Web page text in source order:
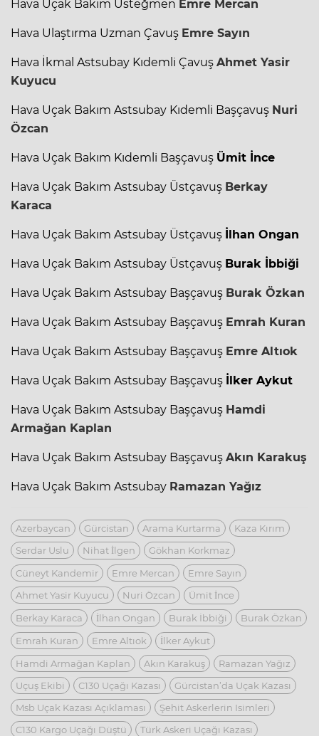
Hava Uçak Bakım Üsteğmen Emre Mercan
Hava Ulaştırma Uzman Çavuş Emre Sayın
Hava İkmal Astsubay Kıdemli Çavuş Ahmet Yasir
Kuyucu
Hava Uçak Bakım Astsubay Kıdemli Başçavuş Nuri
Özcan
Hava Uçak Bakım Kıdemli Başçavuş Ümit İnce
Hava Uçak Bakım Astsubay Üstçavuş Berkay
Karaca
Hava Uçak Bakım Astsubay Üstçavuş İlhan Ongan
Hava Uçak Bakım Astsubay Üstçavuş Burak İbbiği
Hava Uçak Bakım Astsubay Başçavuş Burak Özkan
Hava Uçak Bakım Astsubay Başçavuş Emrah Kuran
Hava Uçak Bakım Astsubay Başçavuş Emre Altıok
Hava Uçak Bakım Astsubay Başçavuş İlker Aykut
Hava Uçak Bakım Astsubay Başçavuş Hamdi
Armağan Kaplan
Hava Uçak Bakım Astsubay Başçavuş Akın Karakuş
Hava Uçak Bakım Astsubay Ramazan Yağız
Azerbaycan Gürcistan Arama Kurtarma
Kaza Kırım
Serdar Uslu
Nihat İlgen
Gökhan Korkmaz
Cüneyt Kandemir
Emre Mercan
Emre Sayın
Ahmet Yasir Kuyucu
Nuri Özcan
Ümit İnce
Berkay Karaca
İlhan Ongan Burak İbbiği
Burak Özkan
Emrah Kuran
Emre Altıok
İlker Aykut
Hamdi Armağan Kaplan
Akın Karakuş
Ramazan Yağız
Uçuş Ekibi
C130 Uçağı Kazası
Gürcistan’da Uçak Kazası
Msb Uçak Kazası Açıklaması
Şehit Askerlerin Isimleri
C130 Kargo Uçağı Düştü
Türk Askeri Uçağı Kazası